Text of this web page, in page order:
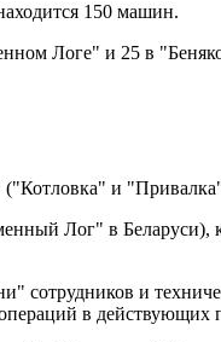
150 машин.
Логе" и 25 в
и
Лог" в Беларуси),
и
в действующих